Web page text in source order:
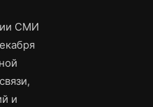
СМИ
и